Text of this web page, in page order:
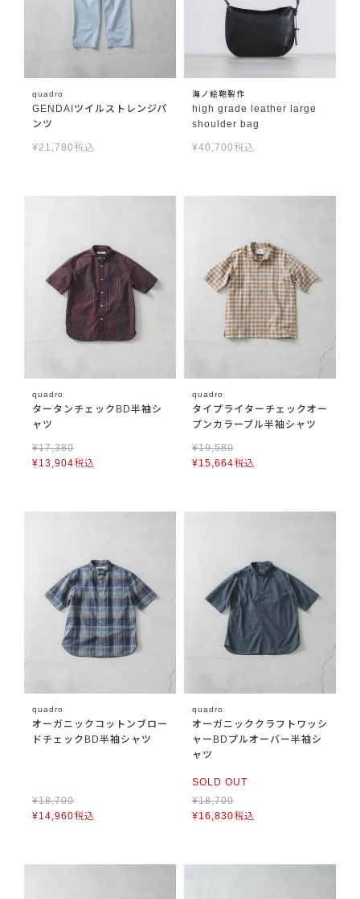
quadro
GENDAIツイルストレンジパ
ンツ
¥21,780 税込
海ノ絵鞄製作
high grade leather large
shoulder bag
¥40,700 税込
quadro
タータンチェックBD半袖シ
ャツ
¥17,380
¥13,904税込
quadro
タイプライターチェックオー
プンカラープル半袖シャツ
¥19,580
¥15,664税込
quadro
オーガニックコットンブロー
ドチェックBD半袖シャツ
¥18,700
¥14,960税込
quadro
オーガニッククラフトワッシ
ャーBDプルオーバー半袖シ
ャツ
SOLD OUT
¥18,700
¥16,830税込